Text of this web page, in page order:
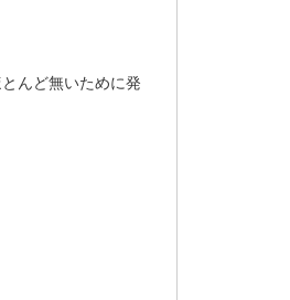
んど無いために発